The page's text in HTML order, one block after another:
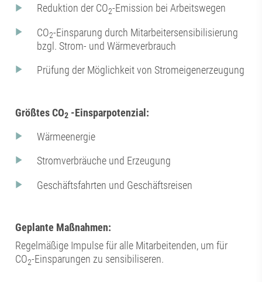
Reduktion der CO2-Emission bei Arbeitswegen
CO2-Einsparung durch Mitarbeitersensibilisierung
bzgl. Strom- und Wärmeverbrauch
Prüfung der Möglichkeit von Stromeigenerzeugung
Größtes CO2 -Einsparpotenzial:
Wärmeenergie
Stromverbräuche und Erzeugung
Geschäftsfahrten und Geschäftsreisen
Geplante Maßnahmen:
Regelmäßige Impulse für alle Mitarbeitenden, um für
CO2-Einsparungen zu sensibiliseren.